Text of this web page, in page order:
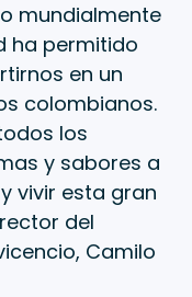
mundialmente
ha permitido
en un
colombianos.
los
y sabores a
vivir esta gran
del
Camilo